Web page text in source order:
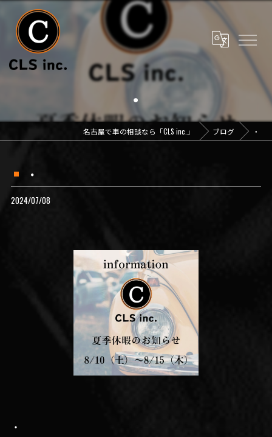
・
名古屋で車の相談なら「CLS inc.」 ブログ ・
・
2024/07/08
・